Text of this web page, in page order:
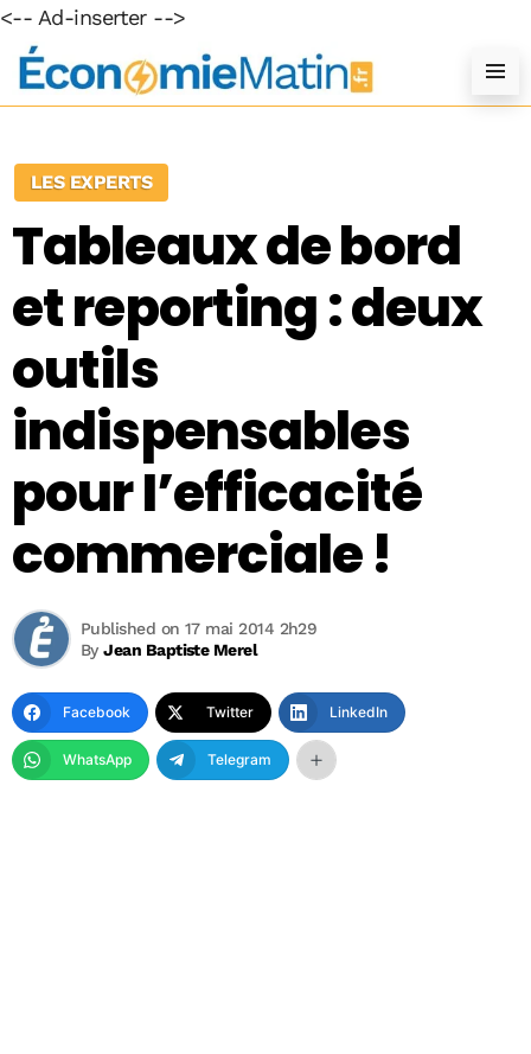
<-- Ad-inserter -->
LES EXPERTS
Tableaux de bord
et reporting : deux
outils
indispensables
pour I’efficacité
commerciale !
ByJean Baptiste Merel
Published on 17 mai 2014 2h29
Facebook Twitter LinkedIn
WhatsApp Telegram